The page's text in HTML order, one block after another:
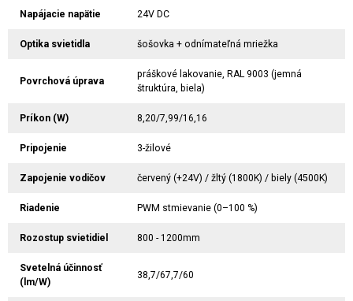
Napájacie napätie 24V DC
Optika svietidla šošovka + odnímateľná mriežka
Povrchová úprava
práškové lakovanie, RAL 9003 (jemná
štruktúra, biela)
Príkon (W) 8,20/7,99/16,16
Pripojenie 3-žilové
Zapojenie vodičov červený (+24V) / žltý (1800K) / biely (4500K)
Riadenie PWM stmievanie (0–100 %)
Rozostup svietidiel 800 - 1200mm
Svetelná účinnosť
(lm/W)
38,7/67,7/60